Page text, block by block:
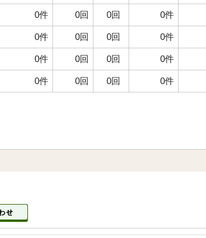
0件 0回 0回 0件
0件 0回 0回 0件
0件 0回 0回 0件
0件 0回 0回 0件